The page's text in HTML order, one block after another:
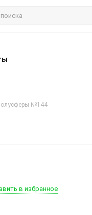
№144
в избранное